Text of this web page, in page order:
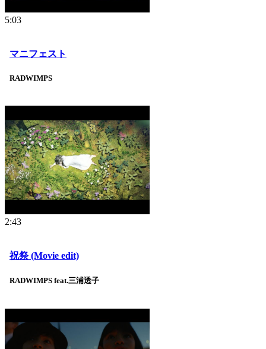
5:03
マニフェスト
RADWIMPS
2:43
祝祭 (Movie edit)
RADWIMPS feat.三浦透子